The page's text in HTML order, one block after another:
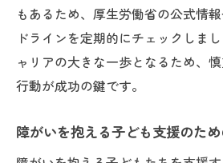
もあるため、厚生労働省の公式情
ドラインを定期的にチェックしま
ャリアの大きな一歩となるため、
行動が成功の鍵です。
障がいを抱える子ども支援のた